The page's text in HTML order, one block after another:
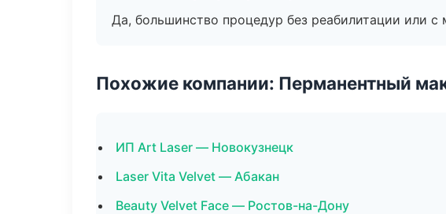
Да, большинство процедур без реабилитации или
Похожие компании: Перманентный
ИП Art Laser — Новокузнецк
Laser Vita Velvet — Абакан
Beauty Velvet Face — Ростов-на-Дону